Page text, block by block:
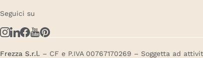
Seguici su
Frezza S.r.l. – CF e P.IVA 00767170269 – Soggetta ad